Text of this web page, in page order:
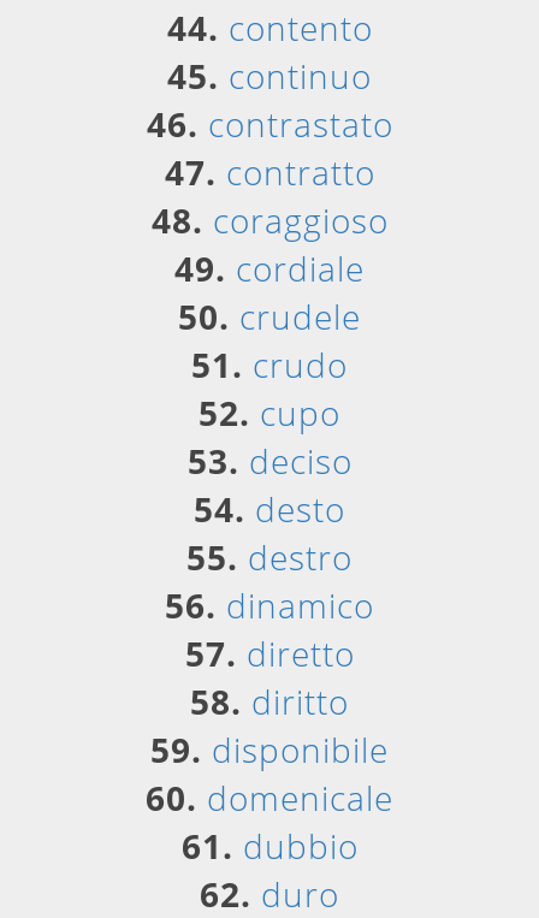
44. contento
45. continuo
46. contrastato
47. contratto
48. coraggioso
49. cordiale
50. crudele
51. crudo
52. cupo
53. deciso
54. desto
55. destro
56. dinamico
57. diretto
58. diritto
59. disponibile
60. domenicale
61. dubbio
62. duro